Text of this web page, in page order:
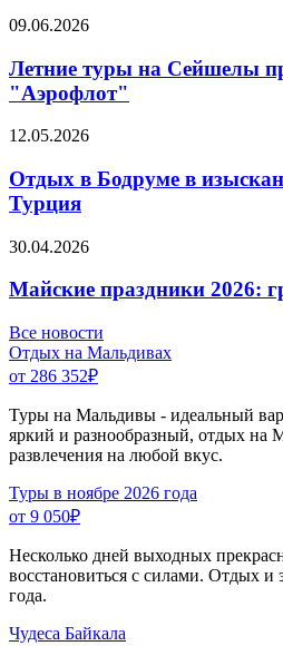
09.06.2026
Летние туры на Сейшелы
"Аэрофлот"
12.05.2026
Отдых в Бодруме в
Турция
30.04.2026
Майские праздники 2026:
Все новости
Отдых на Мальдивах
от 286 352₽
Туры на Мальдивы - идеальный
яркий и разнообразный, отдых на
развлечения на любой вкус.
Туры в ноябре 2026 года
от 9 050₽
Несколько дней выходных
восстановиться с силами. Отдых и
года.
Чудеса Байкала